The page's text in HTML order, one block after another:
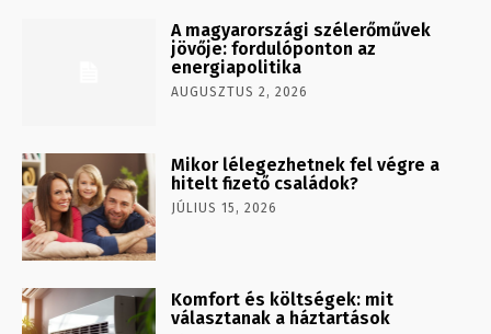
A magyarországi szélerőművek
jövője: fordulóponton az
energiapolitika
AUGUSZTUS 2, 2026
Mikor lélegezhetnek fel végre a
hitelt fizető családok?
JÚLIUS 15, 2026
Komfort és költségek: mit
választanak a háztartások